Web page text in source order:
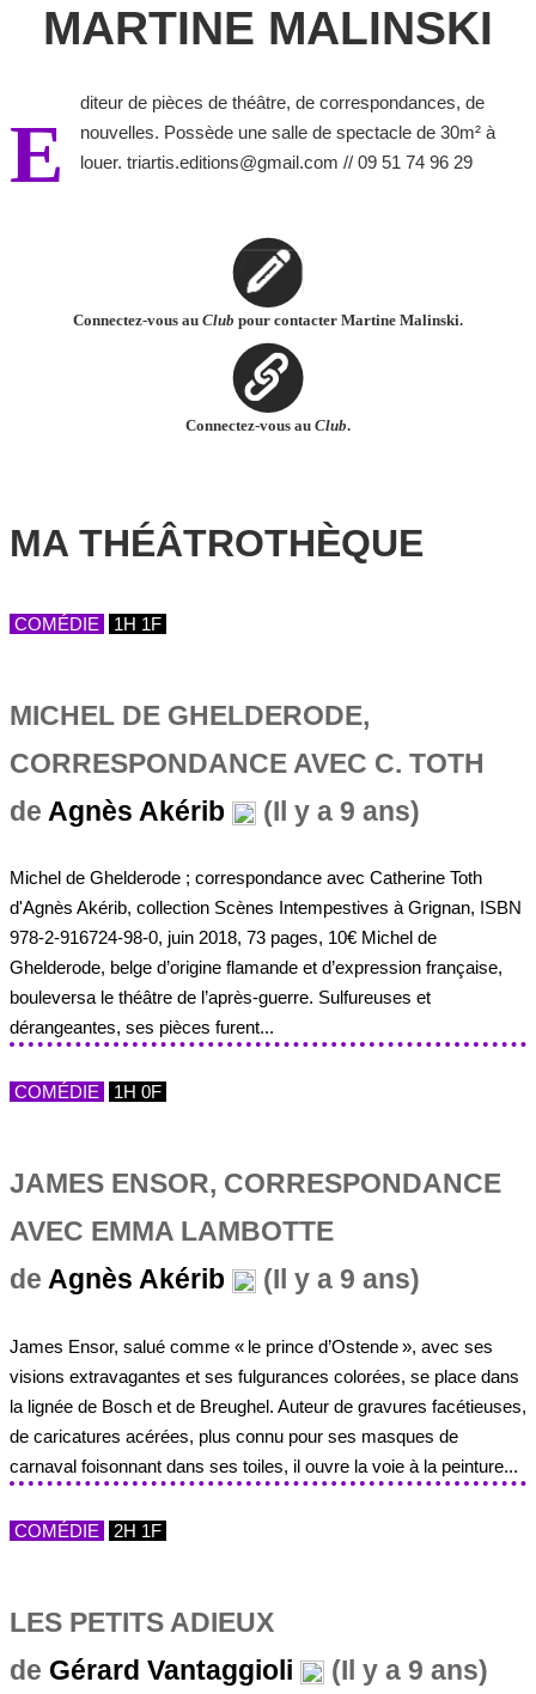
MARTINE MALINSKI
E
diteur de pièces de théâtre, de correspondances, de
nouvelles. Possède une salle de spectacle de 30m² à
louer. triartis.editions@gmail.com // 09 51 74 96 29
Connectez-vous au Club pour contacter Martine Malinski.
Connectez-vous au Club.
MA THÉÂTROTHÈQUE
COMÉDIE 1H 1F
MICHEL DE GHELDERODE,
CORRESPONDANCE AVEC C. TOTH
de Agnès Akérib (Il y a 9 ans)
Michel de Ghelderode ; correspondance avec Catherine Toth
d'Agnès Akérib, collection Scènes Intempestives à Grignan, ISBN
978-2-916724-98-0, juin 2018, 73 pages, 10€ Michel de
Ghelderode, belge d’origine flamande et d’expression française,
bouleversa le théâtre de l’après-guerre. Sulfureuses et
dérangeantes, ses pièces furent...
COMÉDIE 1H 0F
JAMES ENSOR, CORRESPONDANCE
AVEC EMMA LAMBOTTE
de Agnès Akérib (Il y a 9 ans)
James Ensor, salué comme « le prince d’Ostende », avec ses
visions extravagantes et ses fulgurances colorées, se place dans
la lignée de Bosch et de Breughel. Auteur de gravures facétieuses,
de caricatures acérées, plus connu pour ses masques de
carnaval foisonnant dans ses toiles, il ouvre la voie à la peinture...
COMÉDIE 2H 1F
LES PETITS ADIEUX
de Gérard Vantaggioli (Il y a 9 ans)